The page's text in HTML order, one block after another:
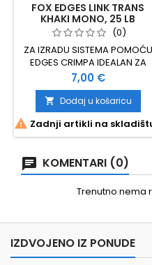
FOX EDGES LINK TRANS
KHAKI MONO, 25 LB
(0)
ZA IZRADU SISTEMA POMOĆU
EDGES CRIMPA IDEALAN ZA
RONIE/SPINER I COMBI RIGS
KORISTITI SA MANJIM
KRIMPAMA 25 LB PROMJER
0,53 MM 20 METARA
Cijena
7,00 €
 Dodaj u košaricu
 Zadnji artikli na
KOMENTARI (0)
Trenutno nema
IZDVOJENO IZ PONUDE